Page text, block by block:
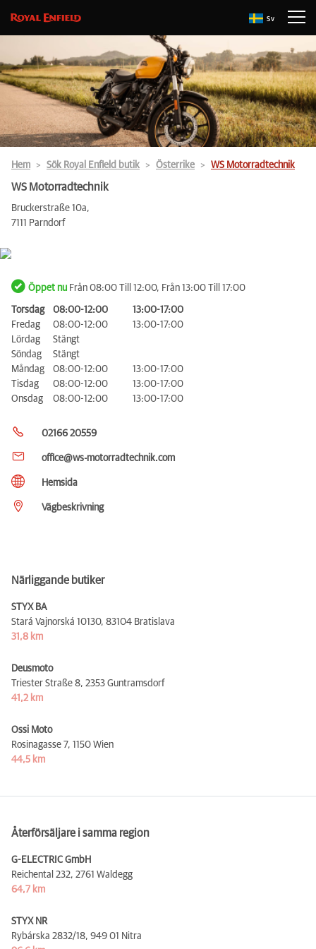
Sv
Hem Sök Royal Enfield butik Österrike WS Motorradtechnik
WS Motorradtechnik
Bruckerstraße 10a,
7111 Parndorf
Öppet nu Från 08:00 Till 12:00, Från 13:00 Till 17:00
Torsdag 08:00-12:00
13:00-17:00
Fredag
08:00-12:00
13:00-17:00
Lördag
Stängt
Söndag
Stängt
Måndag
08:00-12:00
13:00-17:00
Tisdag
08:00-12:00
13:00-17:00
Onsdag
08:00-12:00 13:00-17:00
02166 20559
office@ws-motorradtechnik.com
Hemsida
Vägbeskrivning
Närliggande butiker
STYX BA
Stará Vajnorská 10130, 83104 Bratislava
31,8 km
Deusmoto
Triester Straße 8, 2353 Guntramsdorf
41,2 km
Ossi Moto
Rosinagasse 7, 1150 Wien
44,5 km
Återförsäljare i samma region
G-ELECTRIC GmbH
Reichental 232, 2761 Waldegg
64,7 km
STYX NR
Rybárska 2832/18, 949 01 Nitra